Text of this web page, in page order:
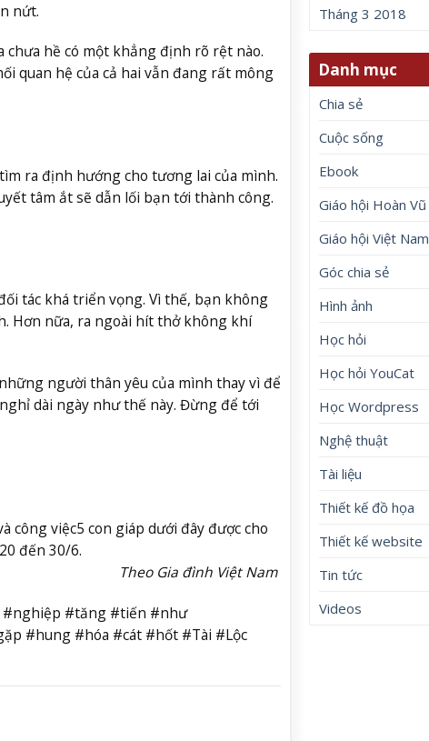
nứt.
chưa hề có một khẳng định rõ rệt nào.
quan hệ của cả hai vẫn đang rất mông
ra định hướng cho tương lai của mình.
tâm ắt sẽ dẫn lối bạn tới thành công.
tác khá triển vọng. Vì thế, bạn không
Hơn nữa, ra ngoài hít thở không khí
người thân yêu của mình thay vì để
dài ngày như thế này. Đừng để tới
công việc5 con giáp dưới đây được cho
đến 30/6.
Theo Gia đình Việt Nam
#nghiệp #tăng #tiến #như
#hung #hóa #cát #hốt #Tài #Lộc
Tháng 3 2018
Danh mục
Chia sẻ
Cuộc sống
Ebook
Giáo hội Hoàn Vũ
Giáo hội Việt Nam
Góc chia sẻ
Hình ảnh
Học hỏi
Học hỏi YouCat
Học Wordpress
Nghệ thuật
Tài liệu
Thiết kế đồ họa
Thiết kế website
Tin tức
Videos